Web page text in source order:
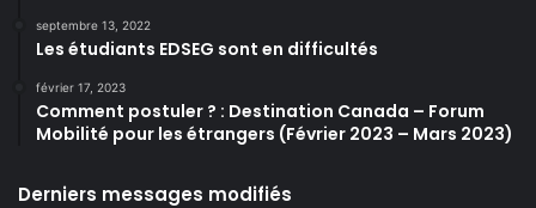
septembre 13, 2022
Les étudiants EDSEG sont en difficultés
février 17, 2023
Comment postuler ? : Destination Canada – Forum
Mobilité pour les étrangers (Février 2023 – Mars 2023)
Derniers messages modifiés